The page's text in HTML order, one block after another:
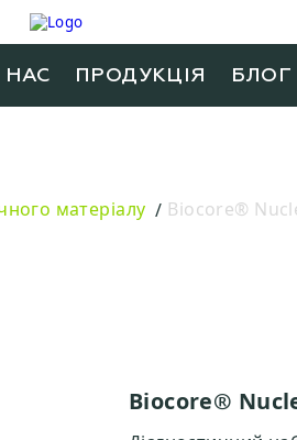
НАС ПРОДУКЦIЯ БЛОГ
матеріалу Biocore®
Biocore®